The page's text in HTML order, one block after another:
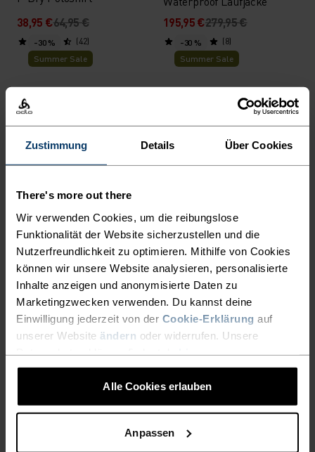
Zustimmung Details Über Cookies
There's more out there
Wir verwenden Cookies, um die reibungslose
Funktionalität der Website sicherzustellen und die
Nutzerfreundlichkeit zu optimieren. Mithilfe von Cookies
können wir unsere Website analysieren, personalisierte
Inhalte anzeigen und anonymisierte Daten zu
Marketingzwecken verwenden. Du kannst deine
Einwilligung jederzeit von der Cookie-Erklärung auf
unserer Website ändern oder widerrufen. Unsere
Alle Cookies erlauben
Anpassen
38,95 €64,95 €
(42)
195,95 €279,95 €
(8)
-30 %
Summer Sale
%
Cubic Mid Layer
59,95 €
-30 %
Summer Sale
Summer Sale
% % % %
Performance X-Light Base
Layer Tank
27,95 €39,95 €
(70)
% % % % % %
Cardada Poloshirt
45,45 €64,95 €
(27)
-40 %
Summer Sale
% %
Active F-Dry Light Base
-30 %
Summer Sale
% % %
Zeroweight Laufweste
-30 %